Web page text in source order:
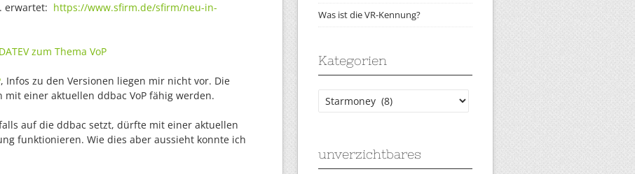
erwartet: https://www.sfirm.de/sfirm/neu-in-
zum Thema VoP
, Infos zu den Versionen liegen mir nicht vor. Die
mit einer aktuellen ddbac VoP fähig werden.
auf die ddbac setzt, dürfte mit einer aktuellen
funktionieren. Wie dies aber aussieht konnte ich
Was ist die VR-Kennung?
Kategorien
Kategorien
unverzichtbares